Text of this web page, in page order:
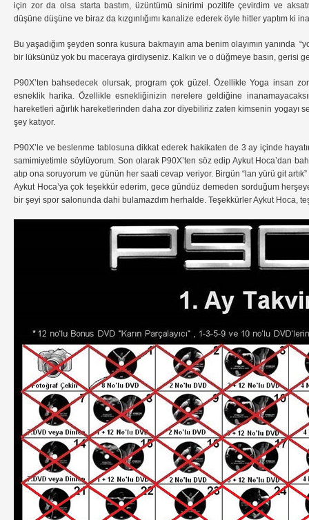
için zor da olsa starta bastım, üzüntümü sinirimi pozitife çevirdim ve
düşüne düşüne ve biraz da kızgınlığımı kanalize ederek öyle hitler yaptım ki
Bu yaşadığım şeyden sonra kusura bakmayın ama benim olayımın yanında
bir lüksünüz yok bu maceraya girdiyseniz. Kalkın ve o düğmeye basın, gerisi
P90X’ten bahsedecek olursak, program çok güzel. Özellikle Yoga insan
esneklik harika. Özellikle esnekliğinizin nerelere geldiğine
hareketleri ağırlık hareketlerinden daha zor diyebiliriz zaten kimsenin yogayı
şey katıyor.
P90X’le ve beslenme tablosuna dikkat ederek hakikaten de 3 ay içinde
samimiyetimle söylüyorum. Son olarak P90X’ten söz edip Aykut Hoca’dan
atıp ona soruyorum ve günün her saati cevap veriyor. Birgün “lan yürü git
Aykut Hoca’ya çok teşekkür ederim, gece gündüz demeden sorduğum
bir şeyi spor salonunda dahi bulamazdım herhalde. Teşekkürler Aykut Hoca,